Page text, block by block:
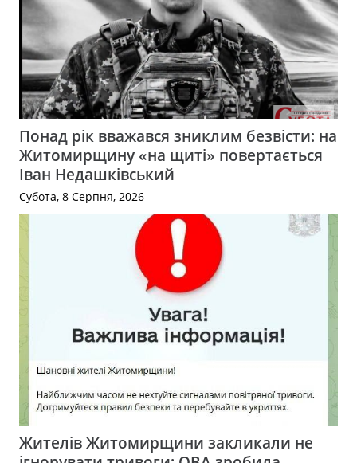
Понад рік вважався зниклим безвісти: на
Житомирщину «на щиті» повертається
Іван Недашківський
Субота, 8 Серпня, 2026
Жителів Житомирщини закликали не